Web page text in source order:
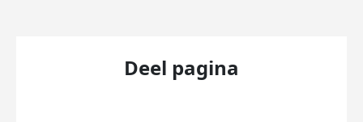
Deel pagina